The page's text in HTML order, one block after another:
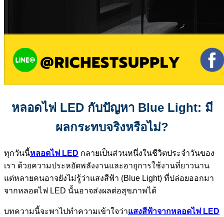
หลอดไฟ LED กับปัญหา Blue Light: มี
ผลกระทบจริงหรือไม่?
ทุกวันนี้หลอดไฟ LED กลายเป็นส่วนหนึ่งในชีวิตประจำวันของ
เรา ด้วยความประหยัดพลังงานและอายุการใช้งานที่ยาวนาน
แต่หลายคนอาจยังไม่รู้ว่าแสงสีฟ้า (Blue Light) ที่ปล่อยออกมา
จากหลอดไฟ LED นั้นอาจส่งผลต่อสุขภาพได้
บทความนี้จะพาไปทำความเข้าใจว่าแสงสีฟ้าจากหลอดไฟ LED